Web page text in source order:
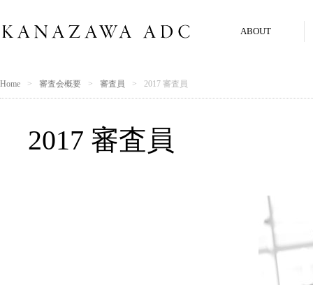
ABOUT
Home 審査会概要 審査員 2017 審査員
2017 審査員